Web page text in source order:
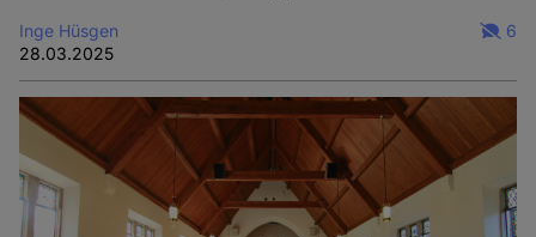
Inge Hüsgen
28.03.2025
6